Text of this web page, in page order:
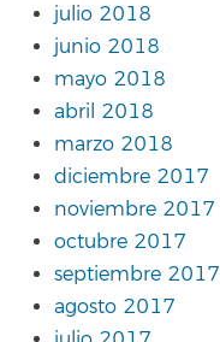
julio 2018
junio 2018
mayo 2018
abril 2018
marzo 2018
diciembre 2017
noviembre 2017
octubre 2017
septiembre 2017
agosto 2017